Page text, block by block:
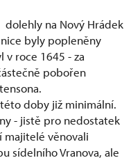
na Nový Hrádek
byly popleněny
v roce 1645 - za
pobořen
Torstensona.
doby již minimální.
- jistě pro nedostatek
věnovali
sídelního Vranova, ale